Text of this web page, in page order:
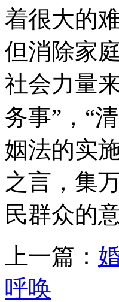
着很大的
但消除家
社会力量
务事”，“
姻法的实
之言，集
民群众的
上一篇：
呼唤